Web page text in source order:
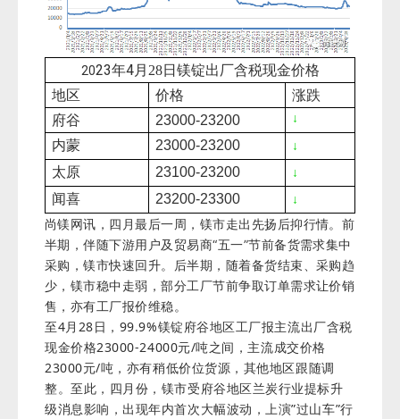
2023年4月28日镁锭出厂含税现金价格
地区
价格
涨跌
府谷
23000-23200 ↓
内蒙 23000-23200 ↓
太原 23100-23200 ↓
闻喜 23200-23300 ↓
尚镁网讯 ，四月最后一周，镁市走出先扬后抑行情。前
半期，伴随下游用户及贸易商“五一”节前备货需求集中
采购，镁市快速回升。后半期，随着备货结束、采购趋
少，镁市稳中走弱，部分工厂节前争取订单需求让价销
售，亦有工厂报价维稳。
至4月28日，99.9%镁锭府谷地区工厂报主流出厂含税
现金价格23000-24000元/吨之间，主流成交价格
23000元/吨，亦有稍低价位货源，其他地区跟随调
整。至此 ，四月份，镁市受府谷地区兰炭行业提标升
级消息影响，出现年内首次大幅波动，上演”过山车”行